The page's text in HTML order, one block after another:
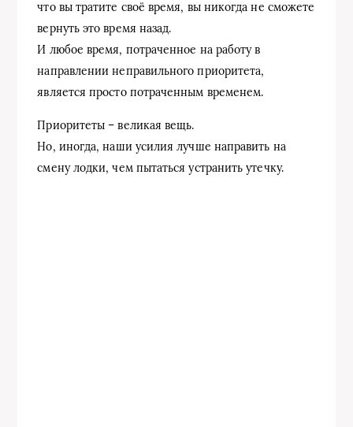
что вы тратите своё время, вы никогда не сможете
вернуть это время назад.
И любое время, потраченное на работу в
направлении неправильного приоритета,
является просто потраченным временем.
Приоритеты – великая вещь.
Но, иногда, наши усилия лучше направить на
смену лодки, чем пытаться устранить утечку.